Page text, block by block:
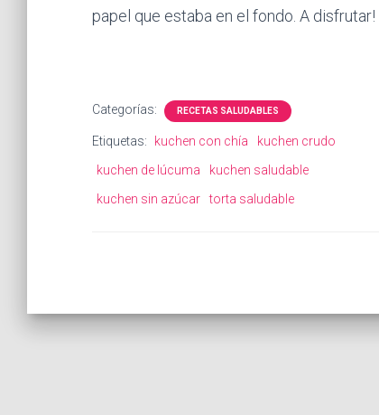
papel que estaba en el fondo. A disfrutar!
Categorías: RECETAS SALUDABLES
Etiquetas: kuchen con chía
kuchen crudo
kuchen de lúcuma
kuchen saludable
kuchen sin azúcar
torta saludable